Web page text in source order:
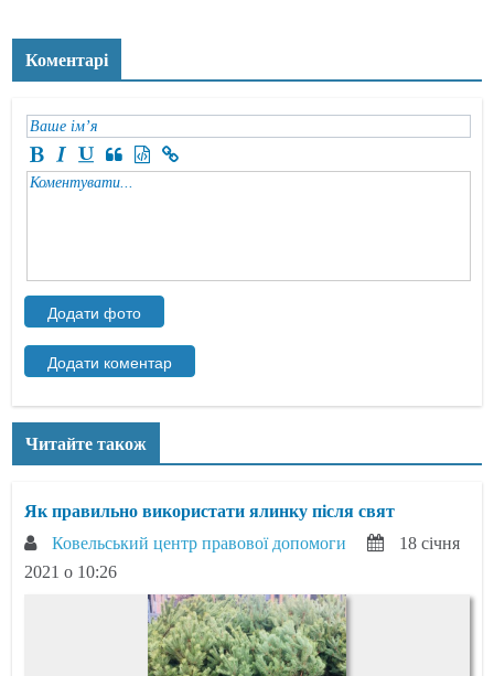
Коментарі
Читайте також
Як правильно використати ялинку після свят
Ковельський центр правової допомоги
18 січня
2021 о 10:26